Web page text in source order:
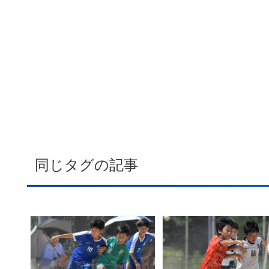
同じタグの記事